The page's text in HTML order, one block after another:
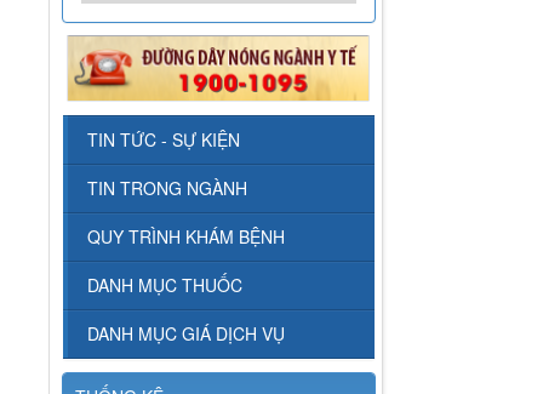
TIN TỨC - SỰ KIỆN
TIN TRONG NGÀNH
QUY TRÌNH KHÁM BỆNH
DANH MỤC THUỐC
DANH MỤC GIÁ DỊCH VỤ